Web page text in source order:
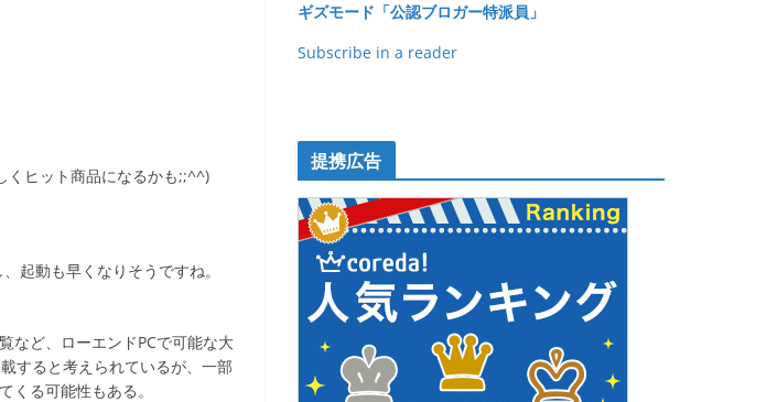
くヒット商品になるかも;;^^)
起動も早くなりそうですね。
など、ローエンドPCで可能な大
すると考えられているが、一部
くる可能性もある。
ギズモード「公認ブロガー特派員」
Subscribe in a reader
提携広告